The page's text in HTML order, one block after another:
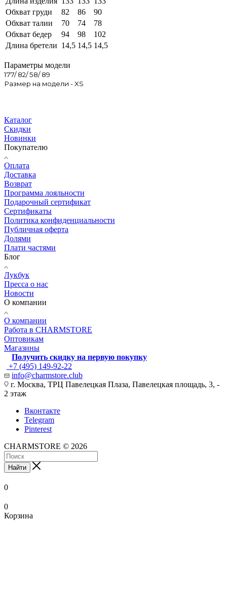
Обхват груди
82 86
90
Обхват талии
70 74
78
Обхват бедер
94 98
102
Длина бретели 14,5 14,5 14,5
Параметры модели
177/ 82/ 58/ 89
Размер на модели - XS
Каталог
Скидки
Новинки
Покупателю
Оплата
Доставка
Возврат
Программа лояльности
Подарочный сертификат
Сертификаты
Политика конфиденциальности
Публичная оферта
Долями
Плати частями
Блог
Лукбук
Пресса о нас
Новости
О компании
О компании
Работа в CHARMSTORE
Оптовикам
Магазины
Получить скидку на первую покупку
+7 (495) 149-92-22
info@charmstore.club
г. Москва, ТРЦ Павелецкая Плаза, Павелецкая площадь, 3, -
2 этаж
Вконтакте
Telegram
Pinterest
CHARMSTORE © 2026
Найти
0
0
Корзина